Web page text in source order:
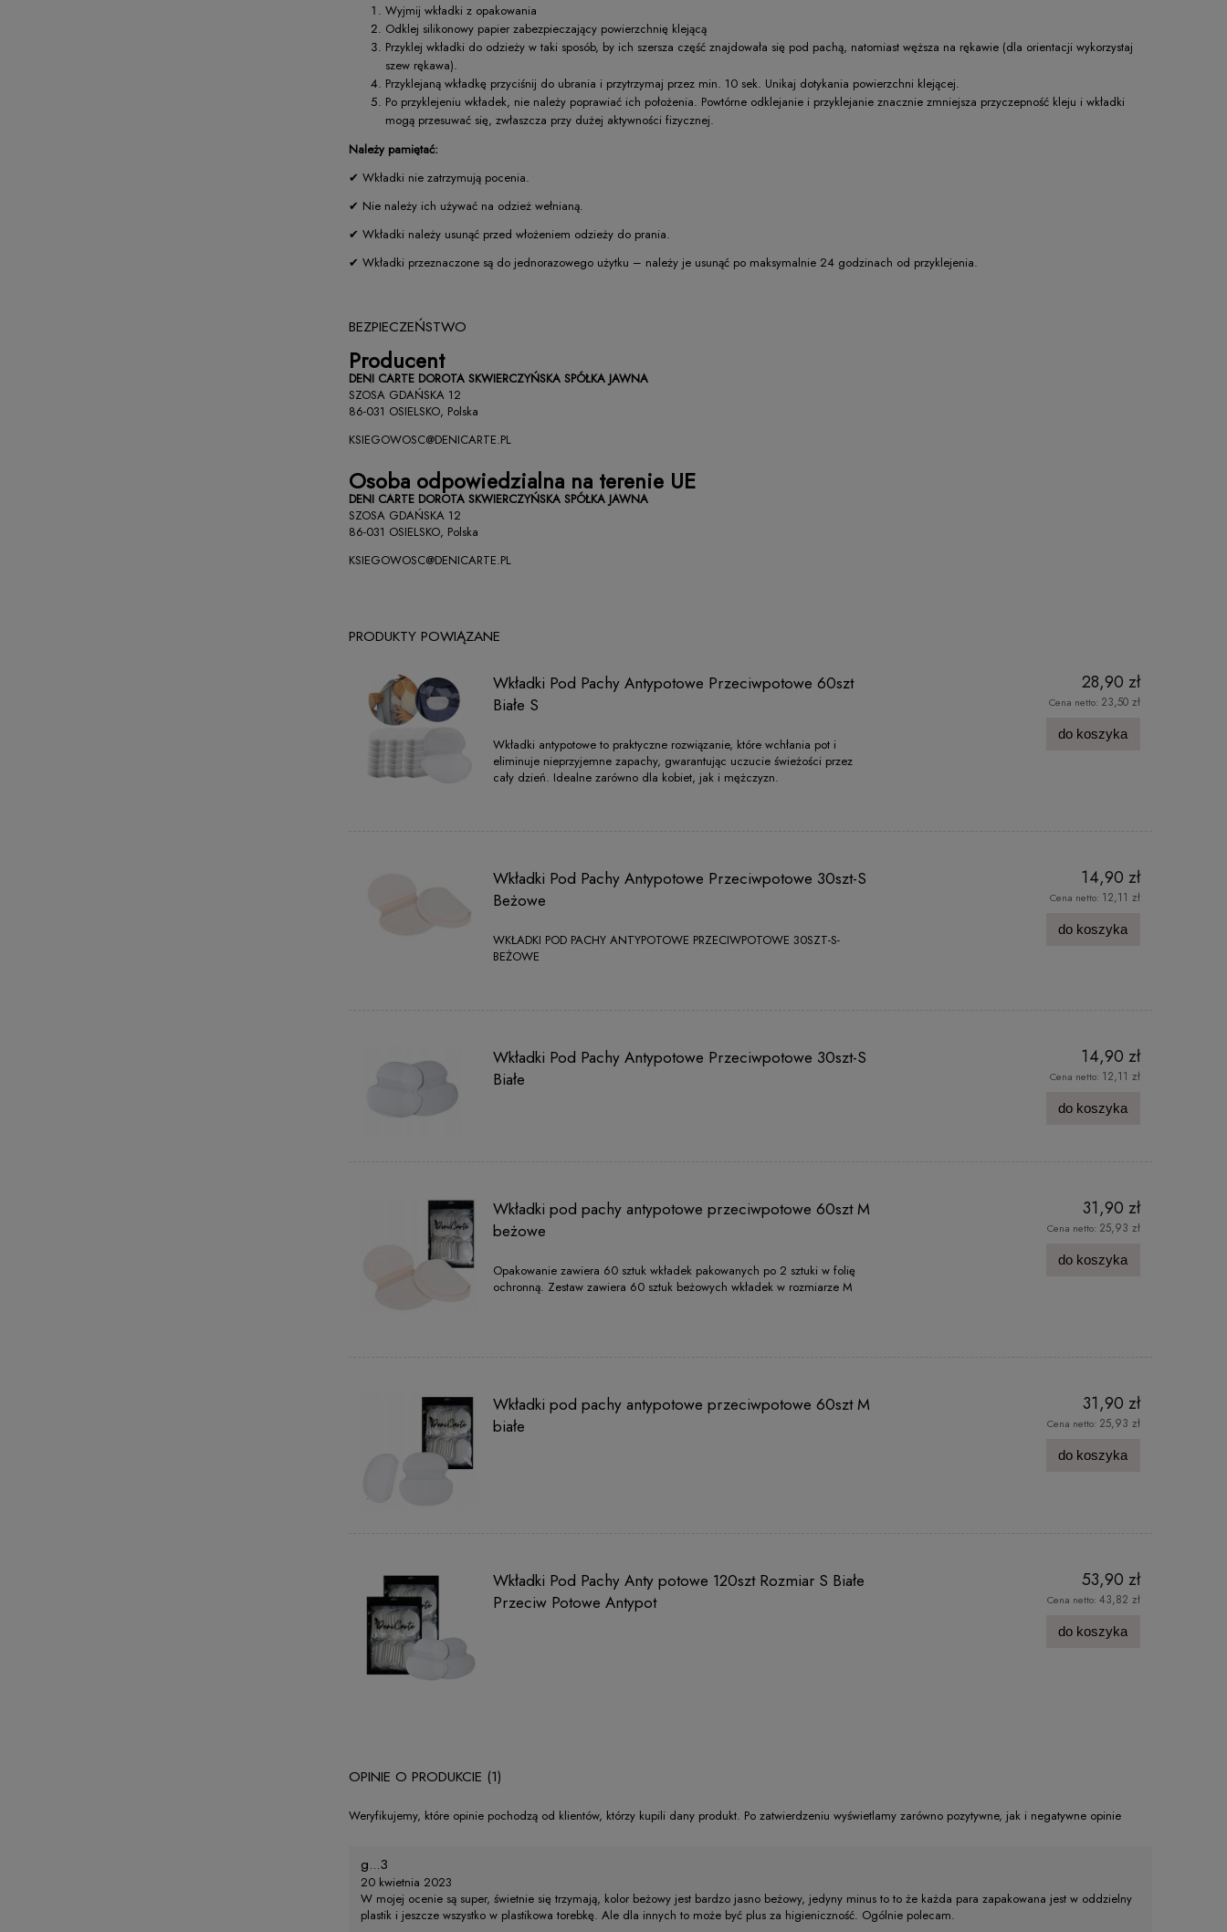
Wyjmij wkładki z opakowania
Odklej silikonowy papier zabezpieczający powierzchnię klejącą
Przyklej wkładki do odzieży w taki sposób, by ich szersza część znajdowała się pod pachą, natomiast węższa na rękawie (dla orientacji wykorzystaj
szew rękawa).
Przyklejaną wkładkę przyciśnij do ubrania i przytrzymaj przez min. 10 sek. Unikaj dotykania powierzchni klejącej.
Po przyklejeniu wkładek, nie należy poprawiać ich położenia. Powtórne odklejanie i przyklejanie znacznie zmniejsza przyczepność kleju i wkładki
mogą przesuwać się, zwłaszcza przy dużej aktywności fizycznej.
Należy pamiętać:
✔ Wkładki nie zatrzymują pocenia.
✔ Nie należy ich używać na odzież wełnianą.
✔ Wkładki należy usunąć przed włożeniem odzieży do prania.
✔ Wkładki przeznaczone są do jednorazowego użytku – należy je usunąć po maksymalnie 24 godzinach od przyklejenia.
BEZPIECZEŃSTWO
Producent
DENI CARTE DOROTA SKWIERCZYŃSKA SPÓŁKA JAWNA
SZOSA GDAŃSKA 12
86-031 OSIELSKO, Polska
KSIEGOWOSC@DENICARTE.PL
Osoba odpowiedzialna na terenie UE
DENI CARTE DOROTA SKWIERCZYŃSKA SPÓŁKA JAWNA
SZOSA GDAŃSKA 12
86-031 OSIELSKO, Polska
KSIEGOWOSC@DENICARTE.PL
PRODUKTY POWIĄZANE
Wkładki Pod Pachy Antypotowe Przeciwpotowe 60szt
Białe S
Wkładki antypotowe to praktyczne rozwiązanie, które wchłania pot i
eliminuje nieprzyjemne zapachy, gwarantując uczucie świeżości przez
cały dzień. Idealne zarówno dla kobiet, jak i mężczyzn.
28,90 zł
Cena netto: 23,50 zł
do koszyka
Wkładki Pod Pachy Antypotowe Przeciwpotowe 30szt-S
Beżowe
WKŁADKI POD PACHY ANTYPOTOWE PRZECIWPOTOWE 30SZT-S-
BEŻOWE
14,90 zł
Cena netto: 12,11 zł
do koszyka
Wkładki Pod Pachy Antypotowe Przeciwpotowe 30szt-S
Białe
14,90 zł
Cena netto: 12,11 zł
do koszyka
Wkładki pod pachy antypotowe przeciwpotowe 60szt M
beżowe
Opakowanie zawiera 60 sztuk wkładek pakowanych po 2 sztuki w folię
ochronną. Zestaw zawiera 60 sztuk beżowych wkładek w rozmiarze M
31,90 zł
Cena netto: 25,93 zł
do koszyka
Wkładki pod pachy antypotowe przeciwpotowe 60szt M
białe
31,90 zł
Cena netto: 25,93 zł
do koszyka
Wkładki Pod Pachy Anty potowe 120szt Rozmiar S Białe
Przeciw Potowe Antypot
53,90 zł
Cena netto: 43,82 zł
do koszyka
OPINIE O PRODUKCIE (1)
Weryfikujemy, które opinie pochodzą od klientów, którzy kupili dany produkt. Po zatwierdzeniu wyświetlamy zarówno pozytywne, jak i negatywne opinie
g...3
20 kwietnia 2023
W mojej ocenie są super, świetnie się trzymają, kolor beżowy jest bardzo jasno beżowy, jedyny minus to to że każda para zapakowana jest w oddzielny
plastik i jeszcze wszystko w plastikowa torebkę. Ale dla innych to może być plus za higieniczność. Ogólnie polecam.